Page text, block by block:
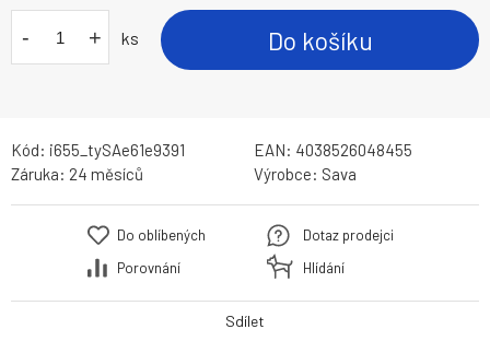
- + ks Do košíku
Kód: i655_tySAe61e9391 EAN: 4038526048455
Záruka: 24 měsíců Výrobce: Sava
Do oblíbených
Porovnání
Dotaz prodejci
Hlídání
Sdílet